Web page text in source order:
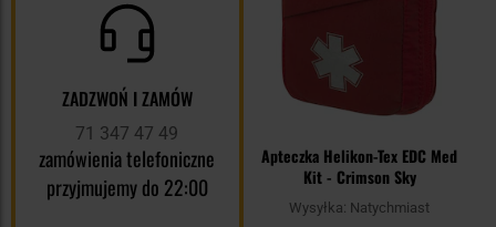
ZADZWOŃ I ZAMÓW
71 347 47 49
zamówienia telefoniczne
przyjmujemy do 22:00
Apteczka Helikon-Tex EDC Med
Kit - Crimson Sky
Wysyłka: Natychmiast